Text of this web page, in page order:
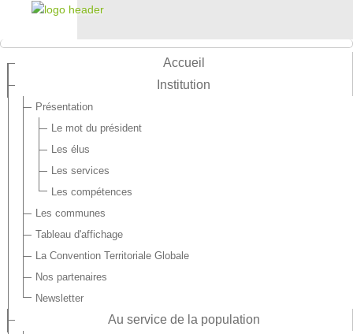
Accueil
Institution
Présentation
Le mot du président
Les élus
Les services
Les compétences
Les communes
Tableau d'affichage
La Convention Territoriale Globale
Nos partenaires
Newsletter
Au service de la population